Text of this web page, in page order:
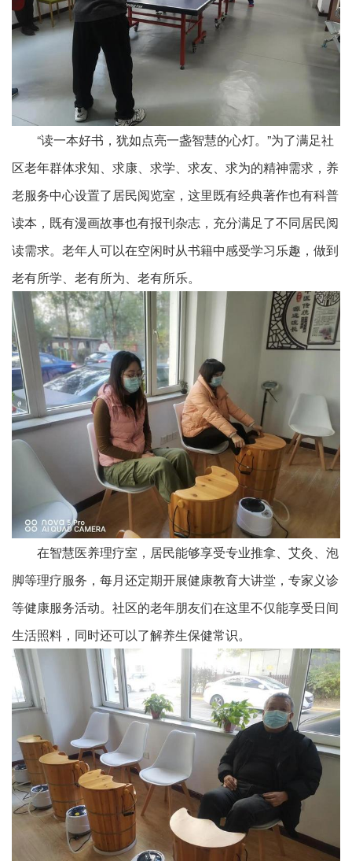
“读一本好书，犹如点亮一盏智慧的心灯。”为了满足社
区老年群体求知、求康、求学、求友、求为的精神需求，养
老服务中心设置了居民阅览室，这里既有经典著作也有科普
读本，既有漫画故事也有报刊杂志，充分满足了不同居民阅
读需求。老年人可以在空闲时从书籍中感受学习乐趣，做到
老有所学、老有所为、老有所乐。
在智慧医养理疗室，居民能够享受专业推拿、艾灸、泡
脚等理疗服务，每月还定期开展健康教育大讲堂，专家义诊
等健康服务活动。社区的老年朋友们在这里不仅能享受日间
生活照料，同时还可以了解养生保健常识。